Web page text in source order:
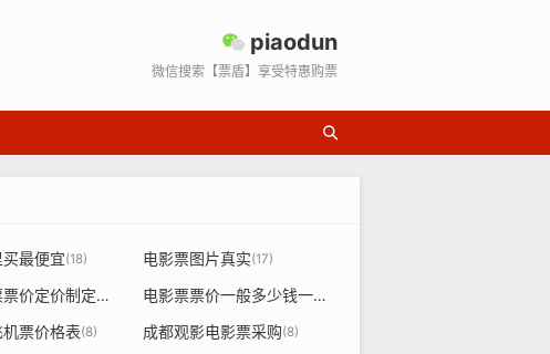
piaodun
微信搜索【票盾】享受特惠购票
最便宜(18) 电影票图片真实(17)
国内电影票票价定价制定规则 (14) 电影票票价一般多少钱一张
票价格表(8) 成都观影电影票采购(8)